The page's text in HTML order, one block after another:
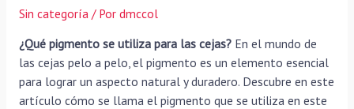
Sin categoría / Por dmccol
¿Qué pigmento se utiliza para las cejas?En el mundo de
las cejas pelo a pelo, el pigmento es un elemento esencial
para lograr un aspecto natural y duradero. Descubre en este
artículo cómo se llama el pigmento que se utiliza en este